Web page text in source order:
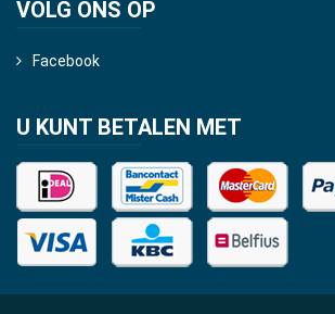
VOLG ONS OP
Facebook
U KUNT BETALEN MET